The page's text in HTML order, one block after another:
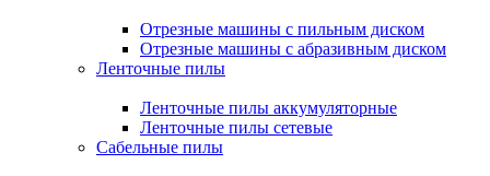
Отрезные машины с пильным диском
Отрезные машины с абразивным диском
Ленточные пилы
Ленточные пилы аккумуляторные
Ленточные пилы сетевые
Сабельные пилы